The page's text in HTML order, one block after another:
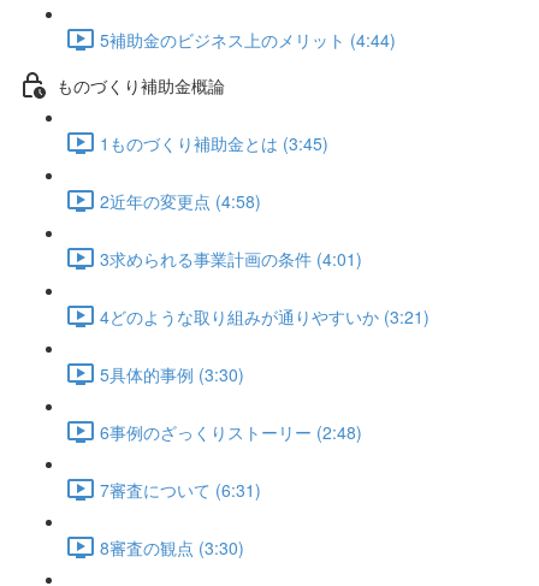
5補助金のビジネス上のメリット (4:44)
ものづくり補助金概論
1ものづくり補助金とは (3:45)
2近年の変更点 (4:58)
3求められる事業計画の条件 (4:01)
4どのような取り組みが通りやすいか (3:21)
5具体的事例 (3:30)
6事例のざっくりストーリー (2:48)
7審査について (6:31)
8審査の観点 (3:30)